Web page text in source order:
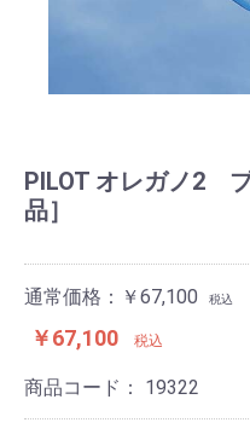
PILOT オレガノ2
品］
通常価格：￥67,100 税込
￥67,100 税込
商品コード： 19322